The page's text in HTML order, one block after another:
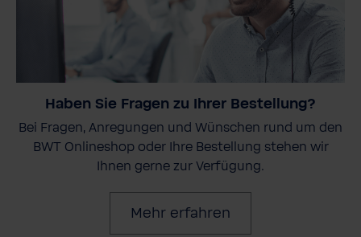
Haben Sie Fragen zu Ihrer Bestellung?
Bei Fragen, Anregungen und Wünschen rund um den
BWT Onlineshop oder Ihre Bestellung stehen wir
Ihnen gerne zur Verfügung.
Mehr erfahren